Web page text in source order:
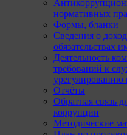
нормативных
Формы, бланки
Сведения о
обязательствах
Деятельность
требований к
урегулированию
Отчёты
Обратная связь
коррупции
Методические